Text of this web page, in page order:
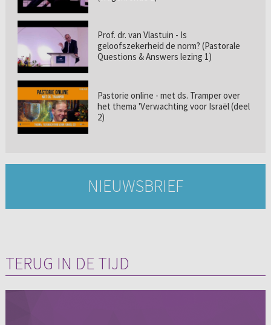
Prof. dr. van Vlastuin - Is
geloofszekerheid de norm? (Pastorale
Questions & Answers lezing 1)
Pastorie online - met ds. Tramper over
het thema 'Verwachting voor Israël (deel
2)
NIEUWSBRIEF
TERUG IN DE TIJD